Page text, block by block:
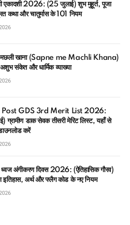
एकादशी 2026: (25 जुलाई) शुभ मुहूर्त, पूजा
कथा और चातुर्मास के 101 नियम
मछली खाना (Sapne me Machli Khana)
संकेत और धार्मिक व्याख्या
Post GDS 3rd Merit List 2026:
ग्रामीण डाक सेवक तीसरी मेरिट लिस्ट, यहाँ से
करें
ध्वज अंगीकरण दिवस 2026: (ऐतिहासिक गौरव)
इतिहास, अर्थ और फ्लैग कोड के नए नियम